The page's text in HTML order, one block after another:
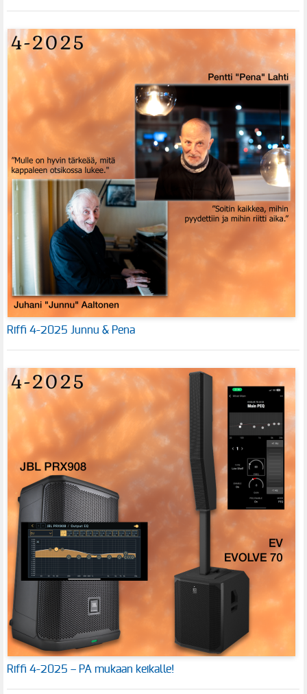
Riffi 4-2025 Junnu & Pena
Riffi 4-2025 – PA mukaan keikalle!